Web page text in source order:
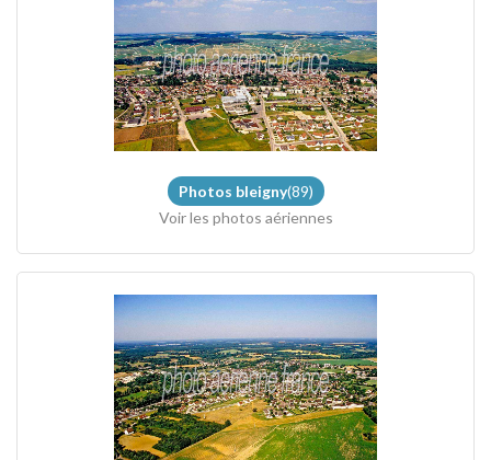
Photos bleigny(89)
Voir les photos aériennes